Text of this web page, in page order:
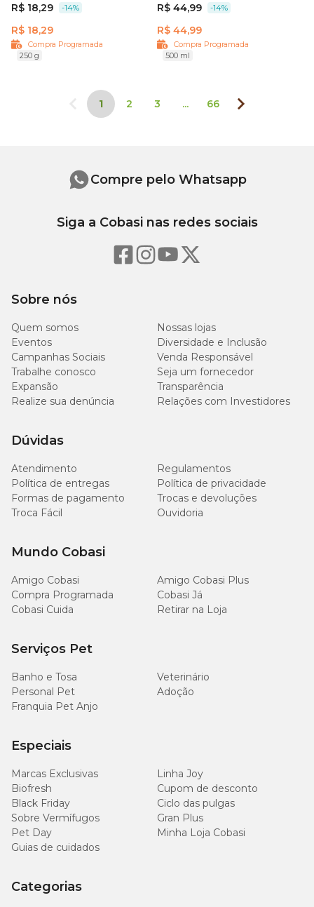
R$ 18,29 -14%
R$ 18,29
Compra Programada
250 g
R$ 44,99 -14%
R$ 44,99
Compra Programada
500 ml
1 2 3 ... 66
Sobre nós
Quem somos
Nossas lojas
Eventos
Diversidade e Inclusão
Campanhas Sociais
Venda Responsável
Trabalhe conosco
Seja um fornecedor
Expansão
Transparência
Realize sua denúncia
Relações com Investidores
Dúvidas
Atendimento
Regulamentos
Política de entregas
Política de privacidade
Formas de pagamento
Trocas e devoluções
Troca Fácil
Ouvidoria
Mundo Cobasi
Amigo Cobasi
Amigo Cobasi Plus
Compra Programada
Cobasi Já
Cobasi Cuida
Retirar na Loja
Serviços Pet
Banho e Tosa
Veterinário
Personal Pet
Adoção
Franquia Pet Anjo
Especiais
Marcas Exclusivas
Linha Joy
Biofresh
Cupom de desconto
Black Friday
Ciclo das pulgas
Sobre Vermífugos
Gran Plus
Pet Day
Minha Loja Cobasi
Guias de cuidados
Categorias
Compre pelo Whatsapp
Siga a Cobasi nas redes sociais